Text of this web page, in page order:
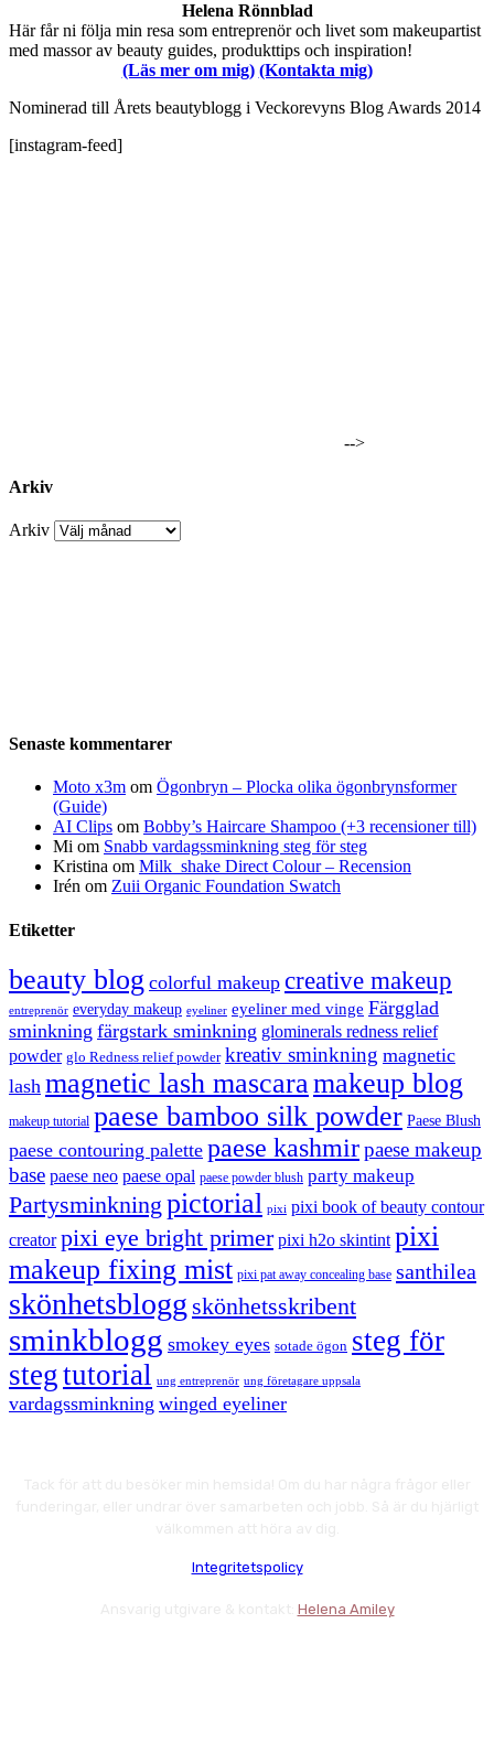
Helena Rönnblad
Här får ni följa min resa som entreprenör och livet som makeupartist
med massor av beauty guides, produkttips och inspiration!
(Läs mer om mig) (Kontakta mig)
Nominerad till Årets beautyblogg i Veckorevyns Blog Awards 2014
[instagram-feed]
-->
Arkiv
Arkiv
Senaste kommentarer
Moto x3m om Ögonbryn – Plocka olika ögonbrynsformer
(Guide)
AI Clips om Bobby’s Haircare Shampoo (+3 recensioner till)
Mi om Snabb vardagssminkning steg för steg
Kristina om Milk_shake Direct Colour – Recension
Irén om Zuii Organic Foundation Swatch
Etiketter
beauty blog colorful makeup creative makeup
entreprenör everyday makeup eyeliner eyeliner med vinge Färgglad
sminkning färgstark sminkning glominerals redness relief
powder glo Redness relief powder kreativ sminkning magnetic
lash magnetic lash mascaramakeup blog
makeup tutorial paese bamboo silk powder Paese Blush
paese contouring palette paese kashmirpaese makeup
base paese neo paese opal paese powder blush party makeup
Partysminkning pictorial pixi pixi book of beauty contour
creator pixi eye bright primer pixi h2o skintint pixi
makeup fixing mist pixi pat away concealing base santhilea
skönhetsblogg skönhetsskribent
sminkblogg smokey eyes sotade ögon steg för
stegtutorial ung entreprenör ung företagare uppsala
vardagssminkning winged eyeliner
Integritetspolicy
Helena Amiley